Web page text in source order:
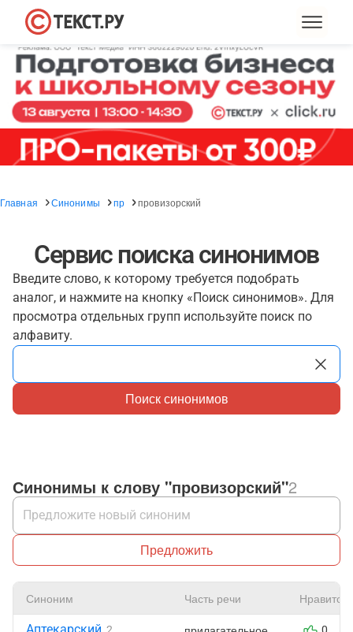
Главная Синонимы пр провизорский
Сервис поиска синонимов
Введите слово, к которому требуется подобрать
аналог, и нажмите на кнопку «Поиск синонимов». Для
просмотра отдельных групп используйте поиск по
алфавиту.
Поиск синонимов
Синонимы к слову "провизорский"2
Предложить
Синоним Часть речи Нравится